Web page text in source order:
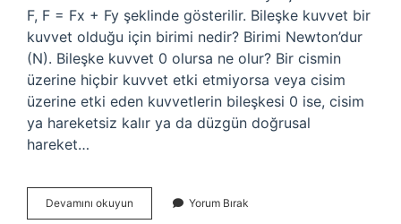
F, F = Fx + Fy şeklinde gösterilir. Bileşke kuvvet bir
kuvvet olduğu için birimi nedir? Birimi Newton’dur
(N). Bileşke kuvvet 0 olursa ne olur? Bir cismin
üzerine hiçbir kuvvet etki etmiyorsa veya cisim
üzerine etki eden kuvvetlerin bileşkesi 0 ise, cisim
ya hareketsiz kalır ya da düzgün doğrusal
hareket…
Devamını okuyun
Kuvvetin
Yorum Bırak